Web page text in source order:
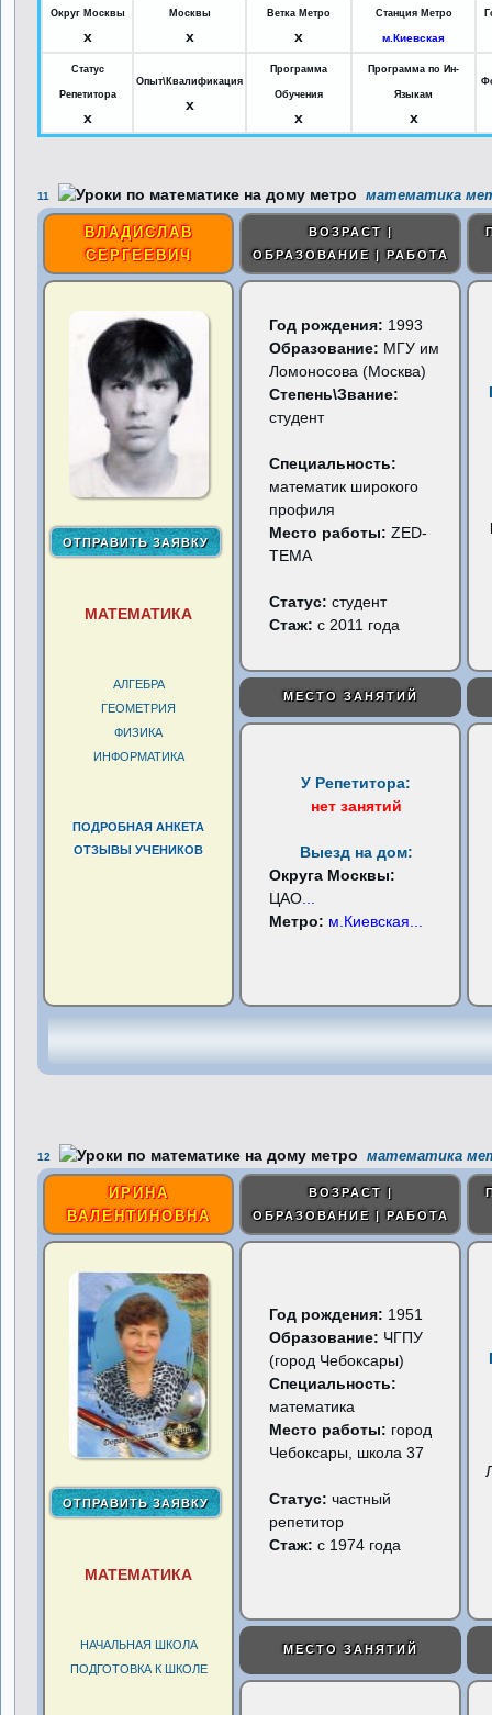
Округ Москвы
x
Москвы
x
Ветка Метро
x
Станция Метро
м.Киевская
Статус
Репетитора
x
Опыт\Квалификация
x
Программа
Обучения
x
Программа по Ин-
Языкам
x
11 математика
ВЛАДИСЛАВ
СЕРГЕЕВИЧ
ВОЗРАСТ |
ОБРАЗОВАНИЕ | РАБОТА
МАТЕМАТИКА
АЛГЕБРА
ГЕОМЕТРИЯ
ФИЗИКА
ИНФОРМАТИКА
ПОДРОБНАЯ АНКЕТА
ОТЗЫВЫ УЧЕНИКОВ
Год рождения: 1993
Образование: МГУ им
Ломоносова (Москва)
Степень\Звание:
студент
Специальность:
математик широкого
профиля
Место работы: ZED-
TEMA
Статус:студент
Стаж: с 2011 года
МЕСТО ЗАНЯТИЙ
У Репетитора:
нет занятий
Выезд на дом:
Округа Москвы:
ЦАО
Метро: м.Киевская
12 математика
ИРИНА
ВАЛЕНТИНОВНА
ВОЗРАСТ |
ОБРАЗОВАНИЕ | РАБОТА
МАТЕМАТИКА
НАЧАЛЬНАЯ ШКОЛА
ПОДГОТОВКА К ШКОЛЕ
Год рождения: 1951
Образование: ЧГПУ
(город Чебоксары)
Специальность:
математика
Место работы: город
Чебоксары, школа 37
Статус:частный
репетитор
Стаж: с 1974 года
МЕСТО ЗАНЯТИЙ